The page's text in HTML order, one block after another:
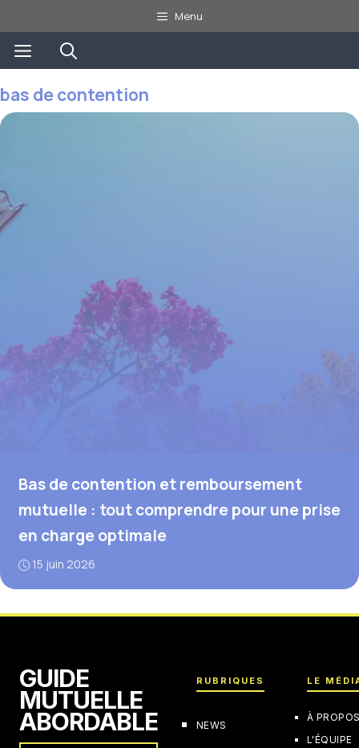
au
contenu
Menu
Menu
bas de contention
Bas de contention et remboursement
mutuelle : tout comprendre pour une prise
en charge optimale
15 juin 2026
GUIDE
MUTUELLE
ABORDABLE
RUBRIQUES
NEWS
LE
À
L'ÉQUIPE